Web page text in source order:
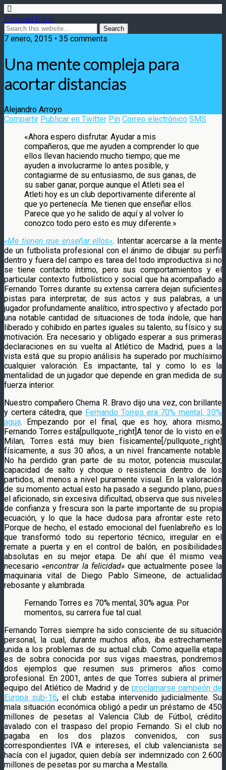
Ecos del Balón
7 enero, 2015 • 35 comments
Una mente compleja para
acortar distancias
Alejandro Arroyo
Compartir Publicar en Twitter Pin Correo electrónico SMS
«Ahora espero disfrutar. Ayudar a mis
compañeros, que me ayuden a comprender lo que
ellos llevan haciendo mucho tiempo; que me
ayuden a involucrarme lo antes posible, y
contagiarme de su entusiasmo, de sus ganas, de
su saber ganar, porque aunque el Atleti sea el
Atleti hoy es un club deportivamente diferente al
que yo pertenecía. Me tienen que enseñar ellos.
Parece que yo he salido de aquí y al volver lo
conozco todo pero esto es muy diferente.»
«Me tienen que enseñar ellos». Intentar acercarse a la mente
de un futbolista profesional con el ánimo de dibujar su perfil
dentro y fuera del campo es tarea del todo improductiva si no
se tiene contacto íntimo, pero sus comportamientos y el
particular contexto futbolístico y social que ha acompañado a
Fernando Torres durante su extensa carrera dejan suficientes
pistas para interpretar, de sus actos y sus palabras, a un
jugador profundamente analítico, introspectivo y afectado por
una notable cantidad de situaciones de toda índole, que han
liberado y cohibido en partes iguales su talento, su físico y su
motivación. Era necesario y obligado esperar a sus primeras
declaraciones en su vuelta al Atlético de Madrid, pues a la
vista está que su propio análisis ha superado por muchísimo
cualquier valoración. Es impactante, tal y como lo es la
mentalidad de un jugador que depende en gran medida de su
fuerza interior.
Nuestro compañero Chema R. Bravo dijo una vez, con brillante
y certera cátedra, que Fernando Torres era 70% mental, 30%
agua. Empezando por el final, que es hoy, ahora mismo,
Fernando Torres está[pullquote_right]A tenor de lo visto en el
Milan, Torres está muy bien físicamente[/pullquote_right]
físicamente, a sus 30 años, a un nivel francamente notable.
No ha perdido gran parte de su motor, potencia muscular,
capacidad de salto y choque o resistencia dentro de los
partidos, al menos a nivel puramente visual. En la valoración
de su momento actual esto ha pasado a segundo plano, pues
el aficionado, sin excesiva dificultad, observa que sus niveles
de confianza y frescura son la parte importante de su propia
ecuación, y lo que la hace dudosa para afrontar este reto.
Porque de hecho, el estado emocional del fuenlabreño es lo
que transformó todo su repertorio técnico, irregular en el
remate a puerta y en el control de balón, en posibilidades
absolutas en su mejor etapa. De ahí que él mismo vea
necesario«encontrar la felicidad»que actualmente posee la
maquinaria vital de Diego Pablo Simeone, de actualidad
rebosante y alumbrada.
Fernando Torres es 70% mental, 30% agua. Por
momentos, su carrera fue tal cual.
Fernando Torres siempre ha sido consciente de su situación
personal, la cual, durante muchos años, iba estrechamente
unida a los problemas de su actual club. Como aquella etapa
es de sobra conocida por sus vigas maestras, pondremos
dos ejemplos que resumen sus primeros años como
profesional. En 2001, antes de que Torres subiera al primer
equipo del Atlético de Madrid y de proclamarse campeón de
Europa sub-16, el club estaba intervenido judicialmente. Su
mala situación económica obligó a pedir un préstamo de 450
millones de pesetas al Valencia Club de Fútbol, crédito
avalado con el traspaso del propio Fernando. Si el club no
pagaba en los dos plazos convenidos, con sus
correspondientes IVA e intereses, el club valencianista se
hacía con el jugador, quien debía ser indemnizado con 2.600
millones de pesetas por su marcha a Mestalla.